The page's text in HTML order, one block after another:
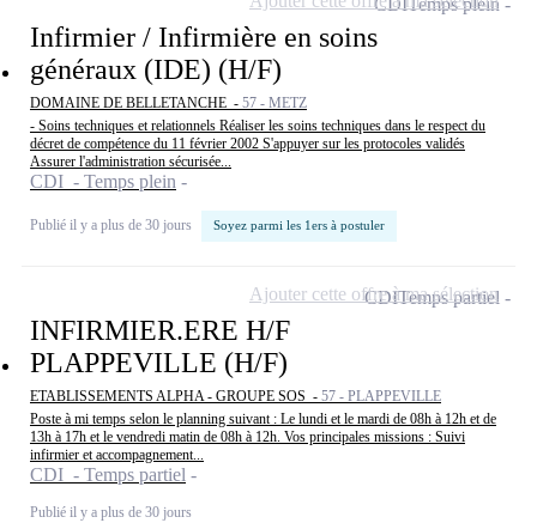
Infirmier / Infirmière en soins
généraux (IDE) (H/F)
DOMAINE DE BELLETANCHE - 57 - METZ
- Soins techniques et relationnels Réaliser les soins techniques dans le respect du
décret de compétence du 11 février 2002 S'appuyer sur les protocoles validés
Assurer l'administration sécurisée...
CDI - Temps plein
Publié il y a plus de 30 jours Soyez parmi les 1ers à postuler
CDITemps plein
INFIRMIER.ERE H/F
PLAPPEVILLE (H/F)
ETABLISSEMENTS ALPHA - GROUPE SOS - 57 - PLAPPEVILLE
Poste à mi temps selon le planning suivant : Le lundi et le mardi de 08h à 12h et de
13h à 17h et le vendredi matin de 08h à 12h. Vos principales missions : Suivi
infirmier et accompagnement...
CDI - Temps partiel
Publié il y a plus de 30 jours
CDITemps partiel
Ajouter cette offre à ma sélection